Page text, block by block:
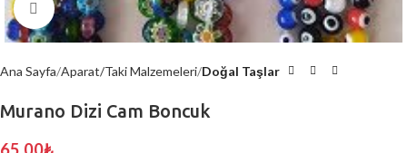
Click to enlarge
Ana Sayfa Aparat/Taki Malzemeleri Doğal Taşlar
Murano Dizi Cam Boncuk